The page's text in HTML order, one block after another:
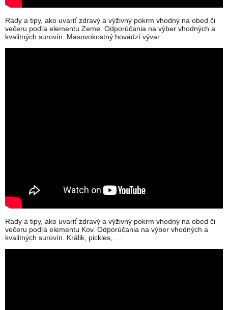
Rady a tipy, ako uvariť zdravý a výživný pokrm vhodný na obed či
večeru podľa elementu Zeme. Odporúčania na výber vhodných a
kvalitných surovín. Mäsovokostný hovädzí vývar:
Rady a tipy, ako uvariť zdravý a výživný pokrm vhodný na obed či
večeru podľa elementu Kov. Odporúčania na výber vhodných a
kvalitných surovín. Králik, pickles, …